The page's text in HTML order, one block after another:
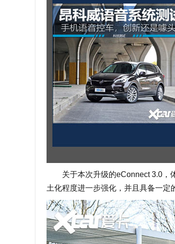
关于本次升级的eConnect 3.0，
土化程度进一步强化，并且具备一定